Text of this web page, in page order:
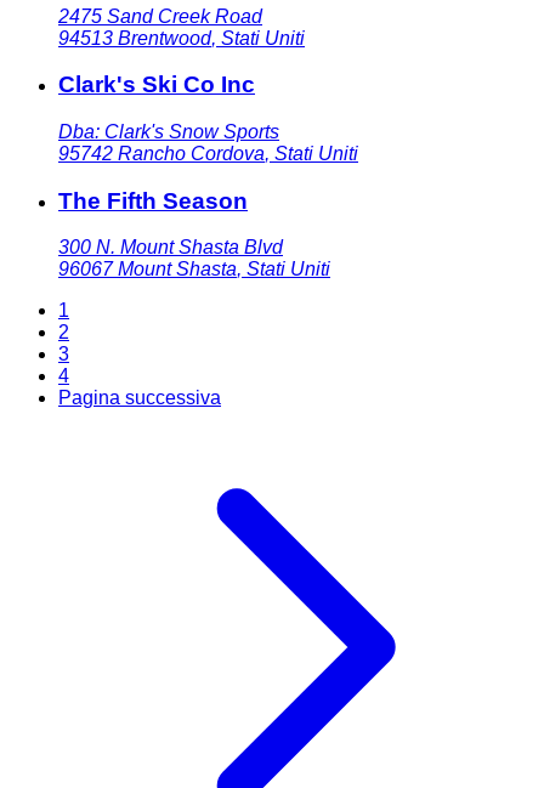
2475 Sand Creek Road
94513 Brentwood, Stati Uniti
Clark's Ski Co Inc
Dba: Clark's Snow Sports
95742 Rancho Cordova, Stati Uniti
The Fifth Season
300 N. Mount Shasta Blvd
96067 Mount Shasta, Stati Uniti
1
2
3
4
Pagina successiva